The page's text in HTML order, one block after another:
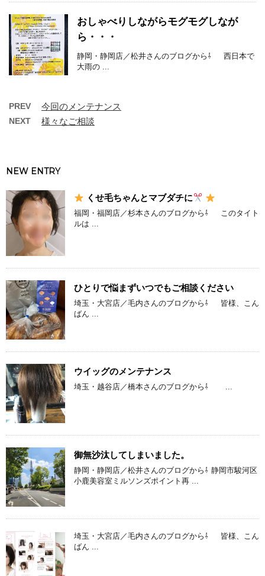
おしゃべりしながらモグモグしなが
ら・・・
静岡・静岡店／松井さんのブログから⇩ 西日本で
大雨の ...
PREV 今回のメンテナンス
NEXT 様々なご相談
NEW ENTRY
くせ毛ちゃんとマブダチに
福岡・福岡店／杉本さんのブログから⇩ このタイト
ルは ...
ひとりで悩まずいつでもご相談ください
埼玉・大宮店／毛内さんのブログから⇩ 皆様、こん
ばん ...
ウイッグのメンテナンス
埼玉・越谷店／橋本さんのブログから⇩ ...
御無沙汰してしまいました。
静岡・静岡店／松井さんのブログから⇩ 静岡市駿河区
小鹿美容室ミルソンズポイント再 ...
埼玉・大宮店／毛内さんのブログから⇩ 皆様、こん
ばん ...